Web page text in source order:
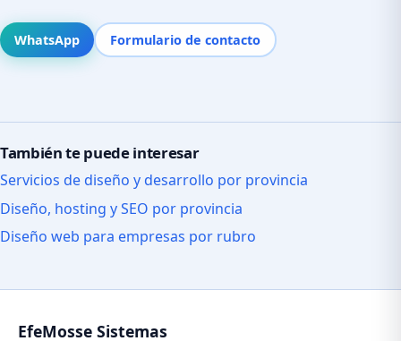
WhatsApp Formulario de contacto
También te puede interesar
Servicios de diseño y desarrollo por provincia
Diseño, hosting y SEO por provincia
Diseño web para empresas por rubro
EfeMosse Sistemas